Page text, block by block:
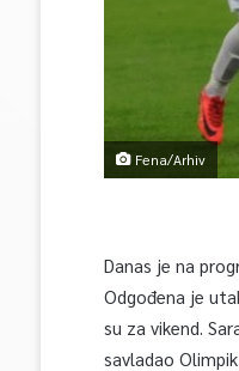
Fena/Arhiv
Danas je na
Odgođena je
su za vikend.
savladao